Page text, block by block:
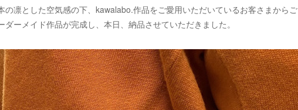
の凛とした空気感の下、kawalabo.作品をご愛用いただいているお客さまからご
ダーメイド作品が完成し、本日、納品させていただきました。